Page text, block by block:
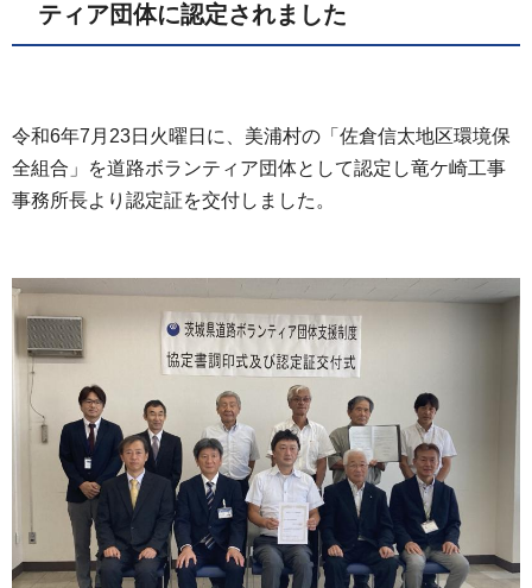
ティア団体に認定されました
令和6年7月23日火曜日に、美浦村の「佐倉信太地区環境保
全組合」を道路ボランティア団体として認定し竜ケ崎工事
事務所長より認定証を交付しました。